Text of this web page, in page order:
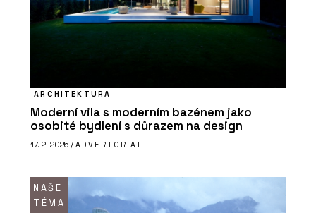
ARCHITEKTURA
Moderní vila s moderním bazénem jako
osobité bydlení s důrazem na design
17. 2. 2025 / ADVERTORIAL
NAŠE
TÉMA